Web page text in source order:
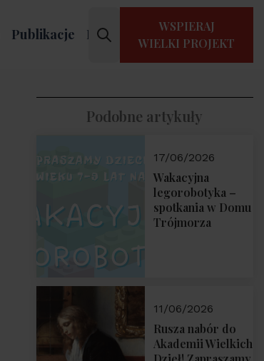
Publikacje Kontakt
WSPIERAJ
WIELKI PROJEKT
Podobne artykuły
17/06/2026
Wakacyjna
legorobotyka –
spotkania w Domu
Trójmorza
11/06/2026
Rusza nabór do
Akademii Wielkich